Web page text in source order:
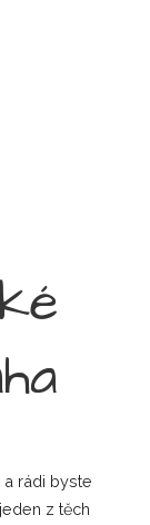
rádi byste
z těch